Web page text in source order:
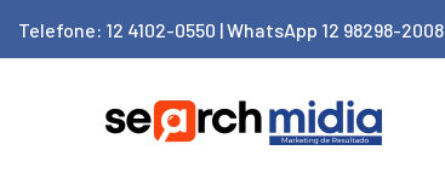
Telefone: 12 4102-0550 | WhatsApp 12 98298-2008